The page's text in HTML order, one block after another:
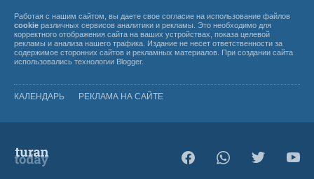
Работая с нашим сайтом, вы даете свое согласие на использование файлов
cookie различных сервисов аналитики и рекламы. Это необходимо для
корректного отображения сайта на ваших устройствах, показа целевой
рекламы и анализа нашего трафика. Издание не несет ответственности за
содержимое сторонних сайтов и рекламных материалов. При создании сайта
использовались технологии Blogger.
КАЛЕНДАРЬ РЕКЛАМА НА САЙТЕ